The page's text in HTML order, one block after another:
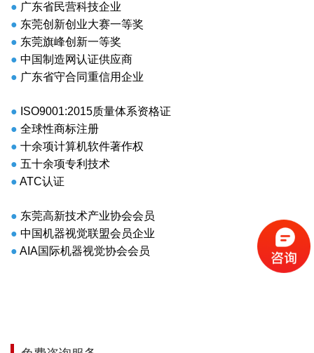
● 广东省民营科技企业
● 东莞创新创业大赛一等奖
● 东莞旗峰创新一等奖
● 中国制造网认证供应商
● 广东省守合同重信用企业
● ISO9001:2015质量体系资格证
● 全球性商标注册
● 十余项计算机软件著作权
● 五十余项专利技术
● ATC认证
● 东莞高新技术产业协会会员
● 中国机器视觉联盟会员企业
● AIA国际机器视觉协会会员